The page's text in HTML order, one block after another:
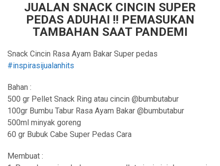
JUALAN SNACK CINCIN SUPER
PEDAS ADUHAI !! PEMASUKAN
TAMBAHAN SAAT PANDEMI
Snack Cincin Rasa Ayam Bakar Super pedas
#inspirasijualanhits
Bahan :
500 gr Pellet Snack Ring atau cincin @bumbutabur
100gr Bumbu Tabur Rasa Ayam Bakar @bumbutabur
500ml minyak goreng
60 gr Bubuk Cabe Super Pedas Cara
Membuat :